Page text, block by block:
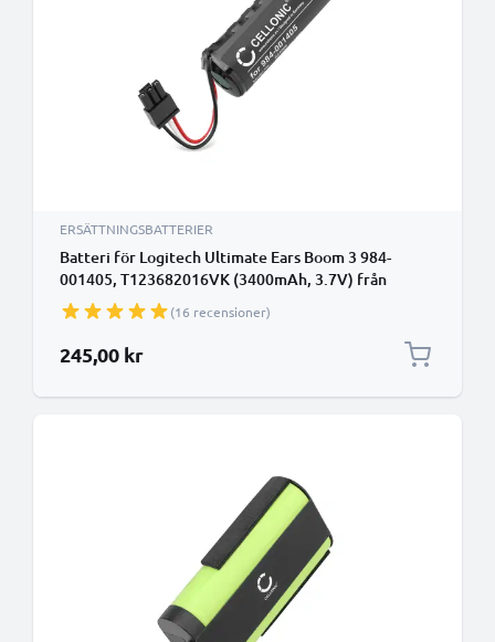
ERSÄTTNINGSBATTERIER
Batteri för Logitech Ultimate Ears Boom 3 984-
001405, T123682016VK (3400mAh, 3.7V) från
CELLONIC
(16 recensioner)
245,00 kr